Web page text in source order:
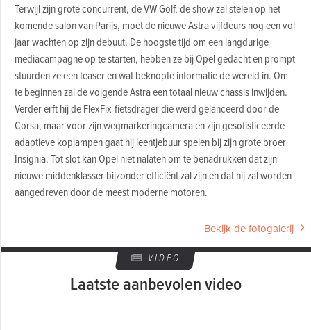
Terwijl zijn grote concurrent, de VW Golf, de show zal stelen op het
komende salon van Parijs, moet de nieuwe Astra vijfdeurs nog een vol
jaar wachten op zijn debuut. De hoogste tijd om een langdurige
mediacampagne op te starten, hebben ze bij Opel gedacht en prompt
stuurden ze een teaser en wat beknopte informatie de wereld in. Om
te beginnen zal de volgende Astra een totaal nieuw chassis inwijden.
Verder erft hij de FlexFix-fietsdrager die werd gelanceerd door de
Corsa, maar voor zijn wegmarkeringcamera en zijn gesofisticeerde
adaptieve koplampen gaat hij leentjebuur spelen bij zijn grote broer
Insignia. Tot slot kan Opel niet nalaten om te benadrukken dat zijn
nieuwe middenklasser bijzonder efficiënt zal zijn en dat hij zal worden
aangedreven door de meest moderne motoren.
Bekijk de fotogalerij
VIDEO
Laatste aanbevolen video